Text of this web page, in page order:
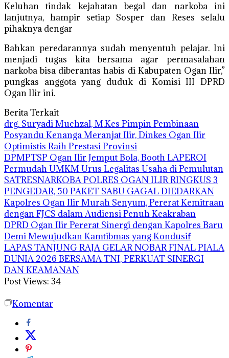
Keluhan tindak kejahatan begal dan narkoba ini
lanjutnya, hampir setiap Sosper dan Reses selalu
pihaknya dengar
Bahkan peredarannya sudah menyentuh pelajar. Ini
menjadi tugas kita bersama agar permasalahan
narkoba bisa diberantas habis di Kabupaten Ogan Ilir,”
pungkas anggota yang duduk di Komisi III DPRD
Ogan Ilir ini.
Berita Terkait
drg. Suryadi Muchzal, M.Kes Pimpin Pembinaan
Posyandu Kenanga Meranjat Ilir, Dinkes Ogan Ilir
Optimistis Raih Prestasi Provinsi
DPMPTSP Ogan Ilir Jemput Bola, Booth LAPEROI
Permudah UMKM Urus Legalitas Usaha di Pemulutan
SATRESNARKOBA POLRES OGAN ILIR RINGKUS 3
PENGEDAR, 50 PAKET SABU GAGAL DIEDARKAN
Kapolres Ogan Ilir Murah Senyum, Pererat Kemitraan
dengan FJCS dalam Audiensi Penuh Keakraban
DPRD Ogan Ilir Pererat Sinergi dengan Kapolres Baru
Demi Mewujudkan Kamtibmas yang Kondusif
LAPAS TANJUNG RAJA GELAR NOBAR FINAL PIALA
DUNIA 2026 BERSAMA TNI, PERKUAT SINERGI
DAN KEAMANAN
Post Views: 34
Komentar